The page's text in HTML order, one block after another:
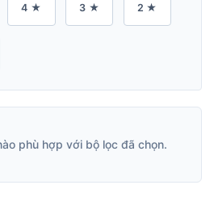
4 ★ 3 ★ 2 ★
phù hợp với bộ lọc đã chọn.